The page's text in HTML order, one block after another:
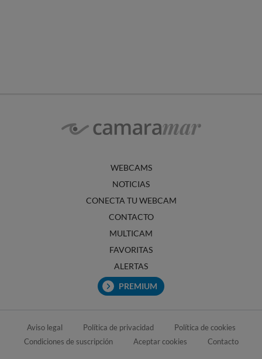
WEBCAMS
NOTICIAS
CONECTA TU WEBCAM
CONTACTO
MULTICAM
FAVORITAS
ALERTAS
PREMIUM
Aviso legal Política de privacidad
Política de cookies
Condiciones de suscripción
Aceptar cookies Contacto